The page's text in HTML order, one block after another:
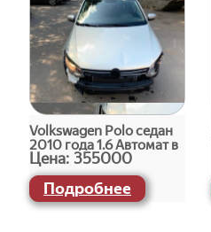
Volkswagen Polo седан
2010 года 1.6 Автомат в
Костроме
Цена: 355000
Подробнее